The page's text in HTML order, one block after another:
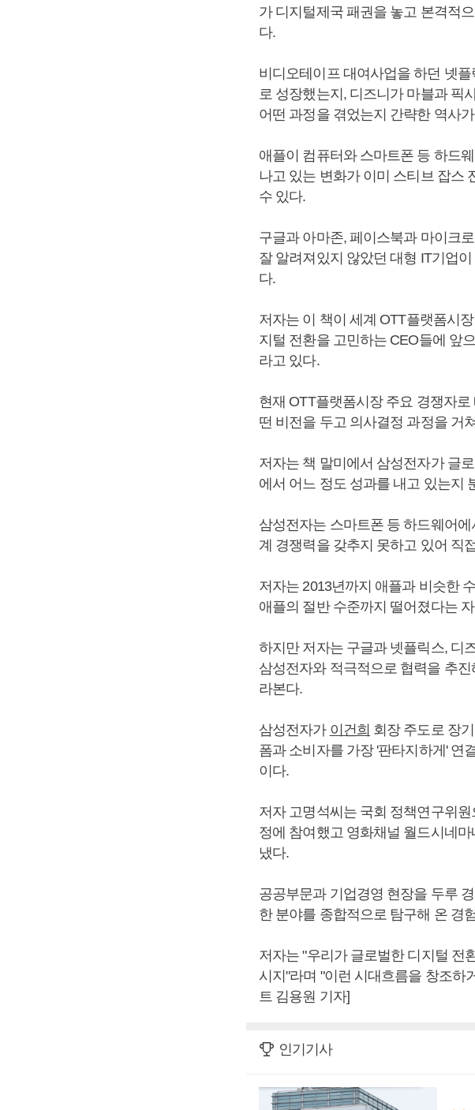
가 디지털제국 패권을 놓고 본격적
다.
비디오테이프 대여사업을 하던 넷
로 성장했는지, 디즈니가 마블과 픽
어떤 과정을 겪었는지 간략한 역사
애플이 컴퓨터와 스마트폰 등 하드
나고 있는 변화가 이미 스티브 잡스
수 있다.
구글과 아마존, 페이스북과 마이크
잘 알려져있지 않았던 대형 IT기업
다.
저자는 이 책이 세계 OTT플랫폼시
지털 전환을 고민하는 CEO들에 앞
라고 있다.
현재 OTT플랫폼시장 주요 경쟁자
떤 비전을 두고 의사결정 과정을 거
저자는 책 말미에서 삼성전자가 글
에서 어느 정도 성과를 내고 있는지
삼성전자는 스마트폰 등 하드웨어
계 경쟁력을 갖추지 못하고 있어 직
저자는 2013년까지 애플과 비슷한
애플의 절반 수준까지 떨어졌다는
하지만 저자는 구글과 넷플릭스, 디
삼성전자와 적극적으로 협력을 추
라본다.
삼성전자가 이건희 회장 주도로 장
폼과 소비자를 가장 '판타지하게' 연
이다.
저자 고명석씨는 국회 정책연구위
정에 참여했고 영화채널 월드시네
냈다.
공공부문과 기업경영 현장을 두루
한 분야를 종합적으로 탐구해 온 경
저자는 "우리가 글로벌한 디지털 전
시지"라며 "이런 시대흐름을 창조하
트 김용원 기자]
인기기사